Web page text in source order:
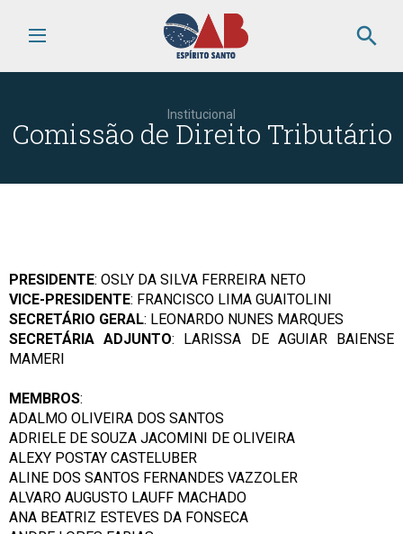
search
Institucional
Comissão de Direito Tributário
PRESIDENTE: OSLY DA SILVA FERREIRA NETO
VICE-PRESIDENTE: FRANCISCO LIMA GUAITOLINI
SECRETÁRIO GERAL: LEONARDO NUNES MARQUES
SECRETÁRIA ADJUNTO: LARISSA DE AGUIAR BAIENSE
MAMERI
MEMBROS:
ADALMO OLIVEIRA DOS SANTOS
ADRIELE DE SOUZA JACOMINI DE OLIVEIRA
ALEXY POSTAY CASTELUBER
ALINE DOS SANTOS FERNANDES VAZZOLER
ALVARO AUGUSTO LAUFF MACHADO
ANA BEATRIZ ESTEVES DA FONSECA